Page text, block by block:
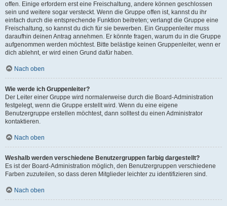
offen. Einige erfordern erst eine Freischaltung, andere können geschlossen
sein und weitere sogar versteckt. Wenn die Gruppe offen ist, kannst du ihr
einfach durch die entsprechende Funktion beitreten; verlangt die Gruppe eine
Freischaltung, so kannst du dich für sie bewerben. Ein Gruppenleiter muss
daraufhin deinen Antrag annehmen. Er könnte fragen, warum du in die Gruppe
aufgenommen werden möchtest. Bitte belästige keinen Gruppenleiter, wenn er
dich ablehnt, er wird einen Grund dafür haben.
Nach oben
Wie werde ich Gruppenleiter?
Der Leiter einer Gruppe wird normalerweise durch die Board-Administration
festgelegt, wenn die Gruppe erstellt wird. Wenn du eine eigene
Benutzergruppe erstellen möchtest, dann solltest du einen Administrator
kontaktieren.
Nach oben
Weshalb werden verschiedene Benutzergruppen farbig dargestellt?
Es ist der Board-Administration möglich, den Benutzergruppen verschiedene
Farben zuzuteilen, so dass deren Mitglieder leichter zu identifizieren sind.
Nach oben